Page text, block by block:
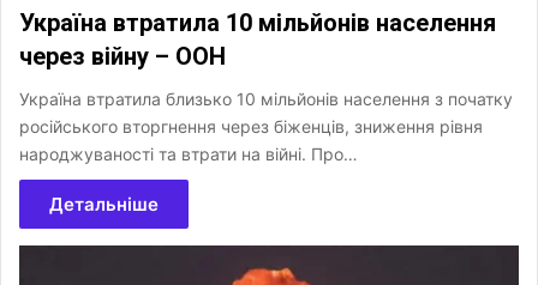
Україна втратила 10 мільйонів населення
через війну – ООН
Україна втратила близько 10 мільйонів населення з початку
російського вторгнення через біженців, зниження рівня
народжуваності та втрати на війні. Про…
Детальніше